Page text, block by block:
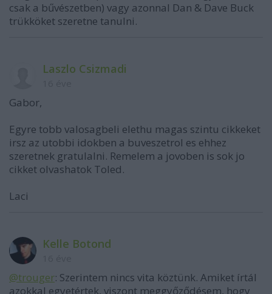
csak a bűvészetben) vagy azonnal Dan & Dave Buck
trükköket szeretne tanulni.
Laszlo Csizmadi
Gabor,
Egyre tobb valosagbeli elethu magas szintu cikkeket
irsz az utobbi idokben a buveszetrol es ehhez
szeretnek gratulalni. Remelem a jovoben is sok jo
cikket olvashatok Toled.
Laci
Kelle Botond
@trouger: Szerintem nincs vita köztünk. Amiket írtál
azokkal egyetértek, viszont meggyőződésem, hogy